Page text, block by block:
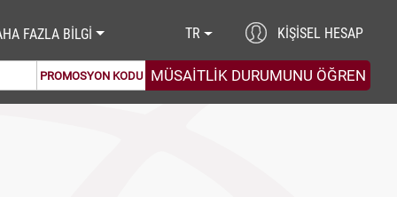
FAZLA BİLGİ TR KIŞISEL HESAP
PROMOSYON KODU